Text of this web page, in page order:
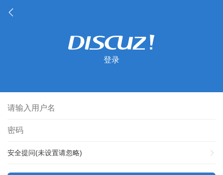
登录
安全提问(未设置请忽略)